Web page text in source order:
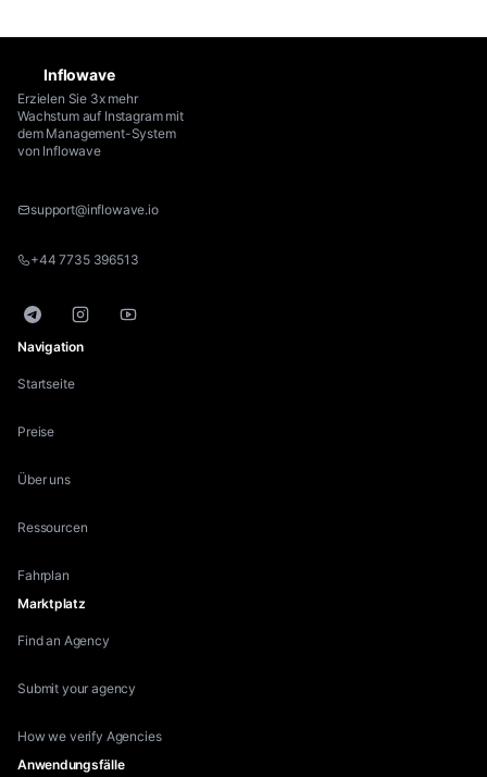
Inflowave
Erzielen Sie 3x mehr
Wachstum auf Instagram mit
dem Management-System
von Inflowave
support@inflowave.io
+44 7735 396513
TelegramInstagramYouTube
Navigation
Startseite
Preise
Über uns
Ressourcen
Fahrplan
Marktplatz
Find an Agency
Submit your agency
How we verify Agencies
Anwendungsfälle